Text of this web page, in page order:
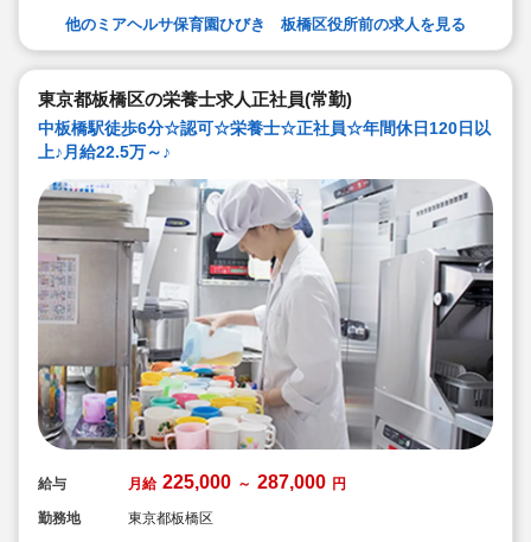
他のミアヘルサ保育園ひびき 板橋区役所前の求人を見る
東京都板橋区の栄養士求人正社員(常勤)
中板橋駅徒歩6分☆認可☆栄養士☆正社員☆年間休日120日以
上♪月給22.5万～♪
給与 月給 225,000 ～ 287,000 円
勤務地
東京都板橋区